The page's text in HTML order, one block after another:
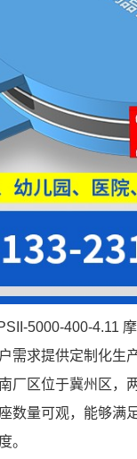
5000-400-4.11
需求提供定制化生
厂区位于冀州区，
数量可观，能够满
。